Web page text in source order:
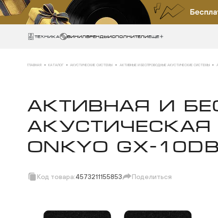
Техника ВИНИЛБРЕНДЫИСПОЛНИТЕЛИЕще
ГЛАВНАЯ КАТАЛОГ АКУСТИЧЕСКИЕ СИСТЕМЫ АКТИВНЫЕ И БЕСПРОВОДНЫЕ АКУСТИЧЕСКИЕ СИСТЕМЫ
АКТИВНАЯ И
ONKYO GX-
Код товара:4573211155853 Поделиться